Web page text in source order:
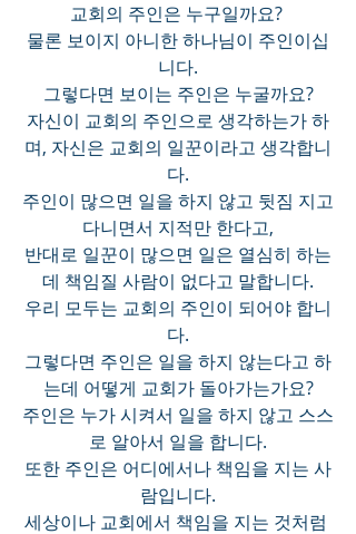
교회의 주인은 누구일까요?
물론 보이지 아니한 하나님이 주인이십
니다.
그렇다면 보이는 주인은 누굴까요?
자신이 교회의 주인으로 생각하는가 하
며, 자신은 교회의 일꾼이라고 생각합니
다.
주인이 많으면 일을 하지 않고 뒷짐 지고
다니면서 지적만 한다고,
반대로 일꾼이 많으면 일은 열심히 하는
데 책임질 사람이 없다고 말합니다.
우리 모두는 교회의 주인이 되어야 합니
다.
그렇다면 주인은 일을 하지 않는다고 하
는데 어떻게 교회가 돌아가는가요?
주인은 누가 시켜서 일을 하지 않고 스스
로 알아서 일을 합니다.
또한 주인은 어디에서나 책임을 지는 사
람입니다.
세상이나 교회에서 책임을 지는 것처럼